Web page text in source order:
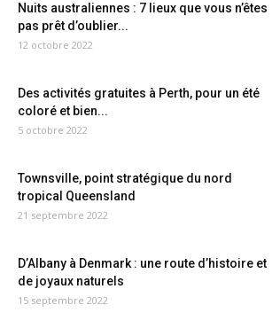
Nuits australiennes : 7 lieux que vous n’êtes
pas prêt d’oublier...
12 octobre 2022
Des activités gratuites à Perth, pour un été
coloré et bien...
5 octobre 2022
Townsville, point stratégique du nord
tropical Queensland
21 septembre 2022
D’Albany à Denmark : une route d’histoire et
de joyaux naturels
15 septembre 2022